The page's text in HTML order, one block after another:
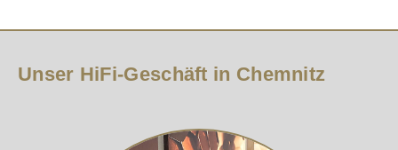
Unser HiFi-Geschäft in Chemnitz